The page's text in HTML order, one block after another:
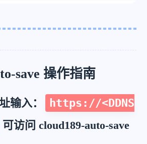
save 操作指南
输入：
https://<DDNS
可访问 cloud189-auto-save